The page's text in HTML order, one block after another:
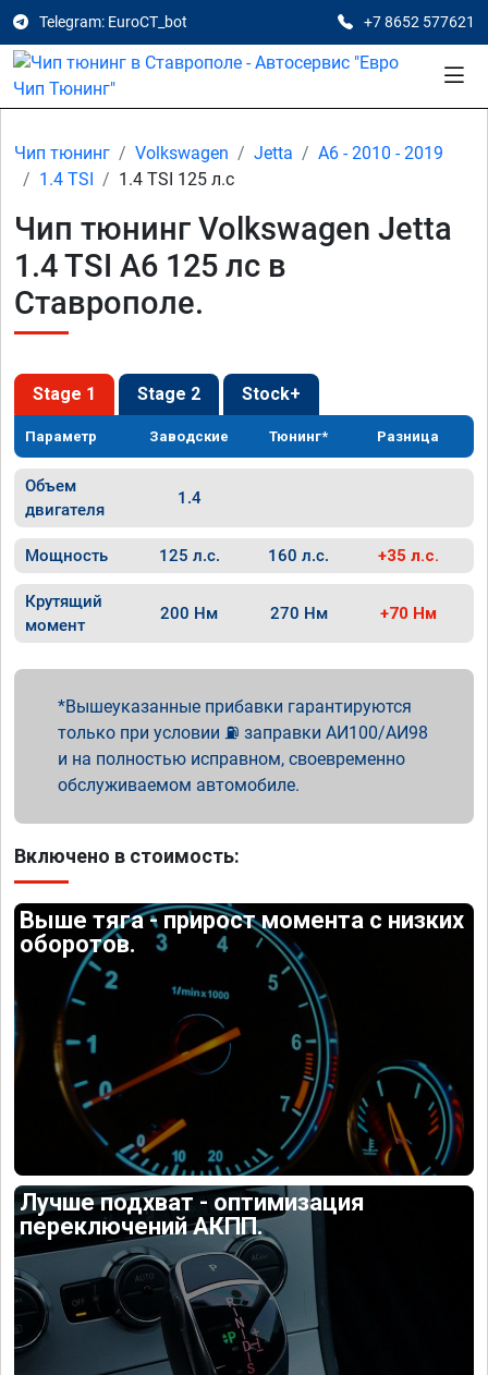
Telegram: EuroCT_bot +7 8652 577621
Чип тюнинг Volkswagen Jetta
A6 - 2010 - 2019
1.4 TSI
1.4 TSI 125 л.с
Чип тюнинг Volkswagen Jetta
1.4 TSI A6 125 лс в
Ставрополе.
Stage 1 Stage 2 Stock+
Параметр Заводские Тюнинг* Разница
Объем
двигателя
1.4
Мощность 125 л.с. 160 л.с. +35 л.с.
Крутящий
момент
200 Нм 270 Нм +70 Нм
Вышеуказанные прибавки гарантируются
только при условии ⛽ заправки АИ100/АИ98
и на полностью исправном, своевременно
обслуживаемом автомобиле.
Включено в стоимость:
Выше тяга - прирост момента с низких
оборотов.
Лучше подхват - оптимизация
переключений АКПП.